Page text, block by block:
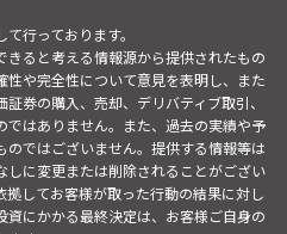
行っております。
ると考える情報源から提供されたもの
や完全性について意見を表明し、また
券の購入、売却、デリバティブ取引、
ではありません。また、過去の実績や予
ではございません。提供する情報等は
に変更または削除されることがござい
してお客様が取った行動の結果に対し
にかかる最終決定は、お客様ご自身の